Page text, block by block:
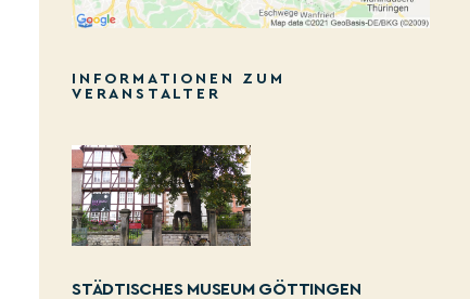
INFORMATIONEN ZUM
VERANSTALTER
STÄDTISCHES MUSEUM GÖTTINGEN